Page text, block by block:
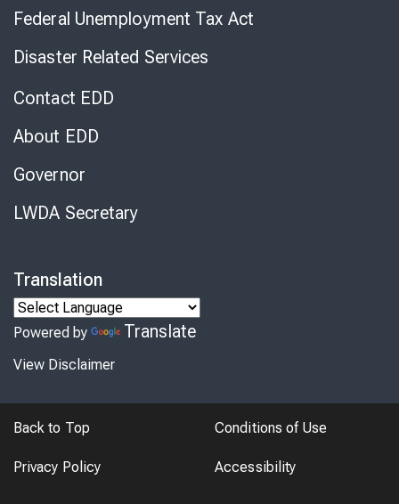
Federal Unemployment Tax Act
Disaster Related Services
Contact EDD
About EDD
Governor
LWDA Secretary
Translation
Powered by Translate
View Disclaimer
Back to Top Conditions of Use
Privacy Policy Accessibility